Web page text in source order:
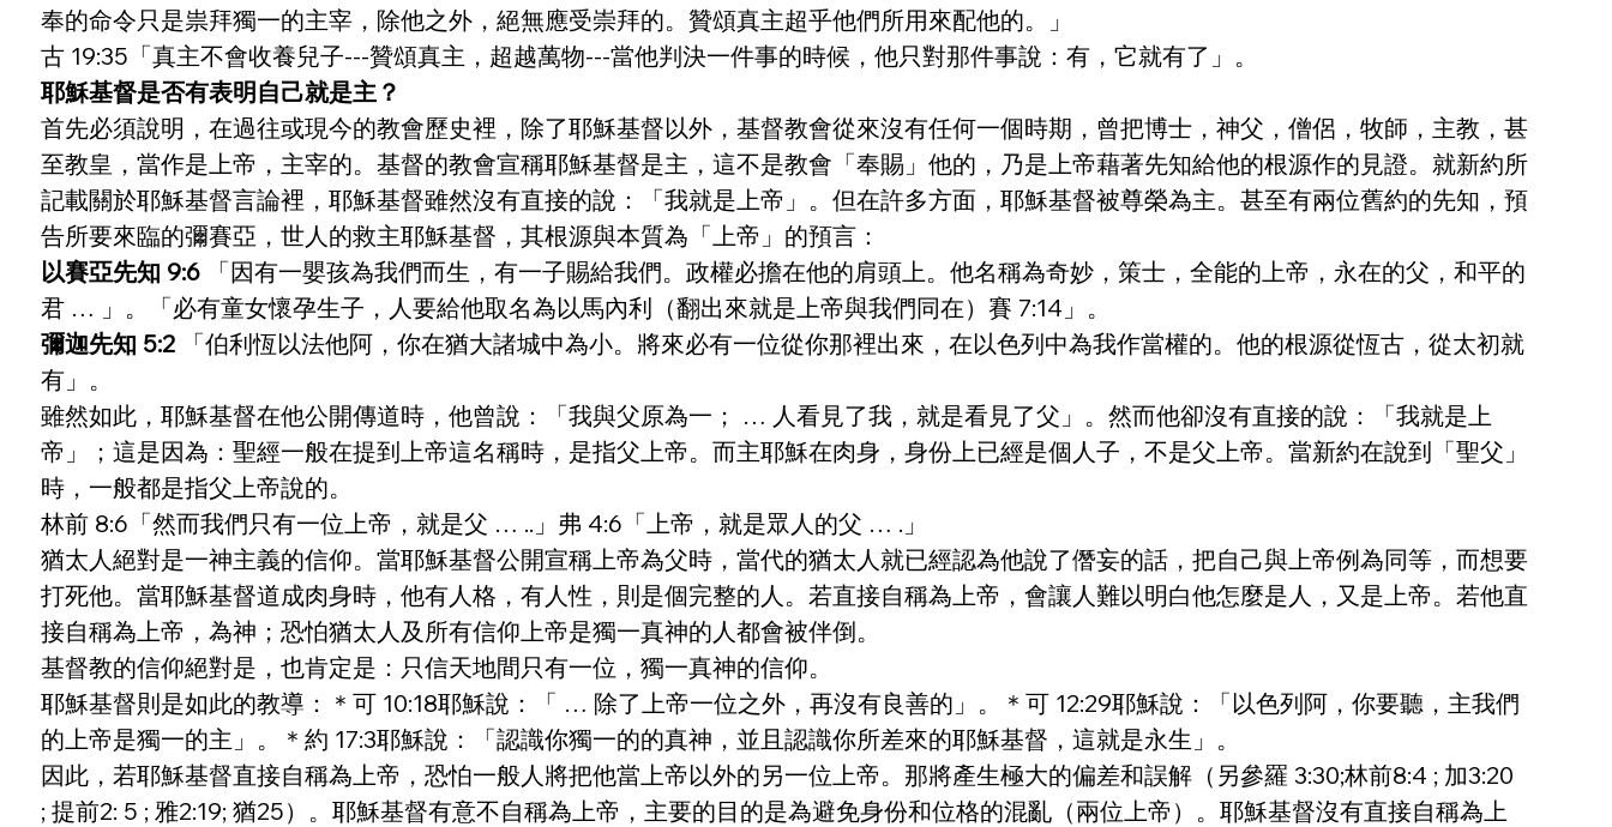
奉的命令只是祟拜獨一的主宰，除他之外，絕無應受崇拜的。贊頌真主超乎他們所用來配他的。」
古 19:35「真主不會收養兒子---贊頌真主，超越萬物---當他判決一件事的時候，他只對那件事說：有，它就有了」。
耶穌基督是否有表明自己就是主？
首先必須說明，在過往或現今的教會歷史裡，除了耶穌基督以外，基督教會從來沒有任何一個時期，曾把博士，神父，僧侶，牧師，主教，甚
至教皇，當作是上帝，主宰的。基督的教會宣稱耶穌基督是主，這不是教會「奉賜」他的，乃是上帝藉著先知給他的根源作的見證。就新約所
記載關於耶穌基督言論裡，耶穌基督雖然沒有直接的說：「我就是上帝」。但在許多方面，耶穌基督被尊榮為主。甚至有兩位舊約的先知，預
告所要來臨的彌賽亞，世人的救主耶穌基督，其根源與本質為「上帝」的預言：
以賽亞先知 9:6
「因有一嬰孩為我們而生，有一子賜給我們。政權必擔在他的肩頭上。他名稱為奇妙，策士，全能的上帝，永在的父，和平的
君 … 」。「必有童女懷孕生子，人要給他取名為以馬內利（翻出來就是上帝與我們同在）賽 7:14」。
彌迦先知 5:2
「伯利恆以法他阿，你在猶大諸城中為小。將來必有一位從你那裡出來，在以色列中為我作當權的。他的根源從恆古，從太初就
有」。
雖然如此，耶穌基督在他公開傳道時，他曾說：「我與父原為一； … 人看見了我，就是看見了父」。然而他卻沒有直接的說：「我就是上
帝」；這是因為：聖經一般在提到上帝這名稱時，是指父上帝。而主耶穌在肉身，身份上已經是個人子，不是父上帝。當新約在說到「聖父」
時，一般都是指父上帝說的。
林前 8:6「然而我們只有一位上帝，就是父 … ..」弗 4:6「上帝，就是眾人的父 … .」
猶太人絕對是一神主義的信仰。當耶穌基督公開宣稱上帝為父時，當代的猶太人就已經認為他說了僭妄的話，把自己與上帝例為同等，而想要
打死他。當耶穌基督道成肉身時，他有人格，有人性，則是個完整的人。若直接自稱為上帝，會讓人難以明白他怎麼是人，又是上帝。若他直
接自稱為上帝，為神；恐怕猶太人及所有信仰上帝是獨一真神的人都會被伴倒。
基督教的信仰絕對是，也肯定是：只信天地間只有一位，獨一真神的信仰。
耶穌基督則是如此的教導：＊可 10:18耶穌說：「 … 除了上帝一位之外，再沒有良善的」。＊可 12:29耶穌說：「以色列阿，你要聽，主我們
的上帝是獨一的主」。＊約 17:3耶穌說：「認識你獨一的的真神，並且認識你所差來的耶穌基督，這就是永生」。
因此，若耶穌基督直接自稱為上帝，恐怕一般人將把他當上帝以外的另一位上帝。那將產生極大的偏差和誤解（另參羅 3:30;林前8:4 ; 加3:20
; 提前2: 5 ; 雅2:19; 猶25）。耶穌基督有意不自稱為上帝，主要的目的是為避免身份和位格的混亂（兩位上帝）。耶穌基督沒有直接自稱為上